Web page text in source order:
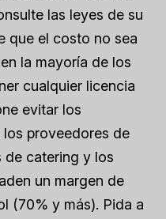
las leyes de su
que el costo no sea
la mayoría de los
cualquier licencia
evitar los
proveedores de
de catering y los
un margen de
(70% y más). Pida a